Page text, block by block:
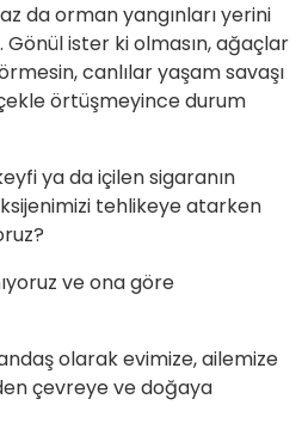
da orman yangınları yerini
ister ki olmasın, ağaçlar
canlılar yaşam savaşı
örtüşmeyince durum
ya da içilen sigaranın
tehlikeye atarken
ve ona göre
olarak evimize, ailemize
çevreye ve doğaya